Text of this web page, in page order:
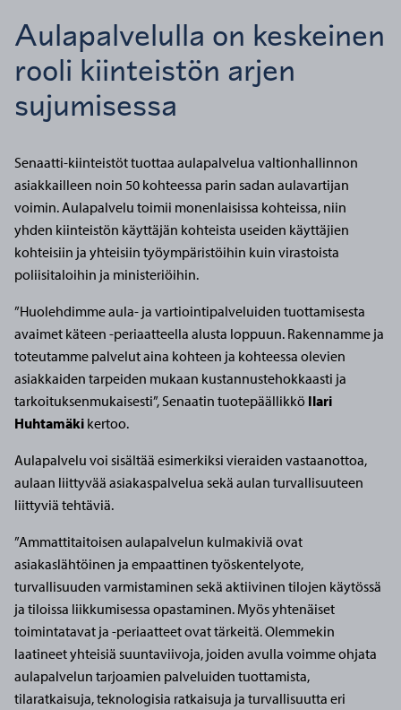
Aulapalvelulla on keskeinen
rooli kiinteistön arjen
sujumisessa
Senaatti-kiinteistöt tuottaa aulapalvelua valtionhallinnon
asiakkailleen noin 50 kohteessa parin sadan aulavartijan
voimin. Aulapalvelu toimii monenlaisissa kohteissa, niin
yhden kiinteistön käyttäjän kohteista useiden käyttäjien
kohteisiin ja yhteisiin työympäristöihin kuin virastoista
poliisitaloihin ja ministeriöihin.
”Huolehdimme aula- ja vartiointipalveluiden tuottamisesta
avaimet käteen -periaatteella alusta loppuun. Rakennamme ja
toteutamme palvelut aina kohteen ja kohteessa olevien
asiakkaiden tarpeiden mukaan kustannustehokkaasti ja
tarkoituksenmukaisesti”, Senaatin tuotepäällikkö Ilari
Huhtamäki kertoo.
Aulapalvelu voi sisältää esimerkiksi vieraiden vastaanottoa,
aulaan liittyvää asiakaspalvelua sekä aulan turvallisuuteen
liittyviä tehtäviä.
”Ammattitaitoisen aulapalvelun kulmakiviä ovat
asiakaslähtöinen ja empaattinen työskentelyote,
turvallisuuden varmistaminen sekä aktiivinen tilojen käytössä
ja tiloissa liikkumisessa opastaminen. Myös yhtenäiset
toimintatavat ja -periaatteet ovat tärkeitä. Olemmekin
laatineet yhteisiä suuntaviivoja, joiden avulla voimme ohjata
aulapalvelun tarjoamien palveluiden tuottamista,
tilaratkaisuja, teknologisia ratkaisuja ja turvallisuutta eri